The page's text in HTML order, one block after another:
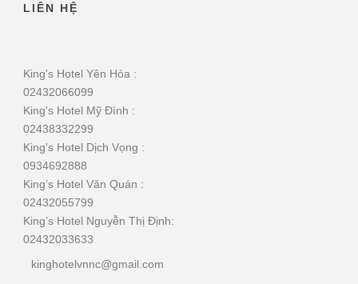
LIÊN HỆ
King's Hotel Yên Hòa :
02432066099
King's Hotel Mỹ Đình :
02438332299
King's Hotel Dịch Vọng :
0934692888
King’s Hotel Văn Quán :
02432055799
King’s Hotel Nguyễn Thị Định:
02432033633
kinghotelvnnc@gmail.com